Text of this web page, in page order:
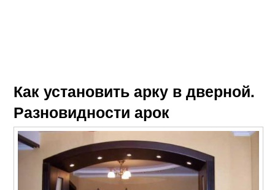
Как установить арку в дверной.
Разновидности арок